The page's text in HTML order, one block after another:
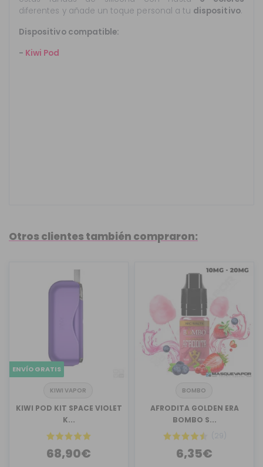
diferentes y añade un toque personal a tu dispositivo.
Dispositivo compatible:
- Kiwi Pod
Otros clientes también compraron:
ENVÍO GRATIS
KIWI VAPOR
KIWI POD KIT SPACE VIOLET
K...
68,90€
BOMBO
AFRODITA GOLDEN ERA
BOMBO S...
(29)
6,35€